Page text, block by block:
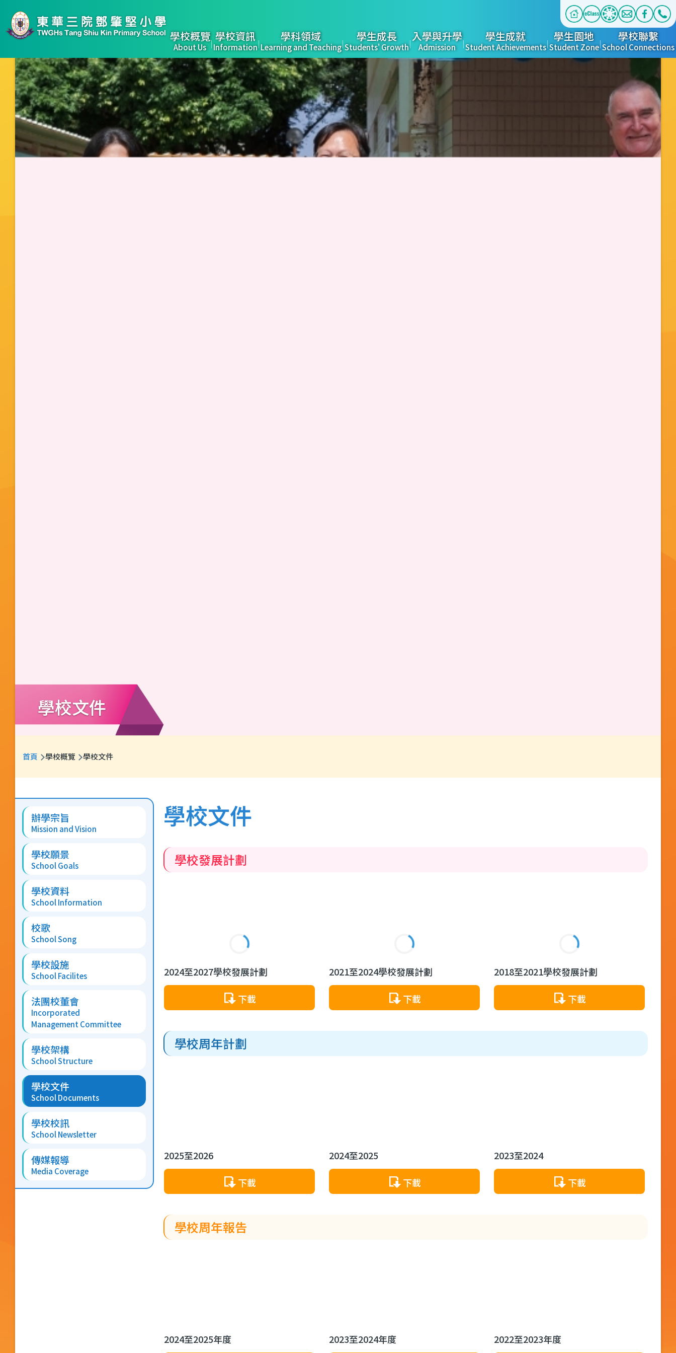
移至主內容
Main
navigation
學校概覽
About Us
學校資訊
Information
學科領域
Learning and Teaching
學生成長
Students' Growth
入學與升學
Admission
學生成就
Student Achievements
學生園地
Student Zone
學校聯繫
School Connections
學校文件
航
結
首頁 學校概覽 學校文件
學校文件
學校發展計劃
2024至2027學校發展計劃
下載
2021至2024學校發展計劃
下載
2018至2021學校發展計劃
下載
學校周年計劃
2025至2026
下載
2024至2025
下載
2023至2024
下載
學校周年報告
2024至2025年度 2023至2024年度 2022至2023年度
Main
navigation
辦學宗旨
Mission and Vision
學校願景
School Goals
學校資料
School Information
校歌
School Song
學校設施
School Facilites
法團校董會
Incorporated
Management Committee
學校架構
School Structure
學校文件
School Documents
學校校訊
School Newsletter
傳媒報導
Media Coverage